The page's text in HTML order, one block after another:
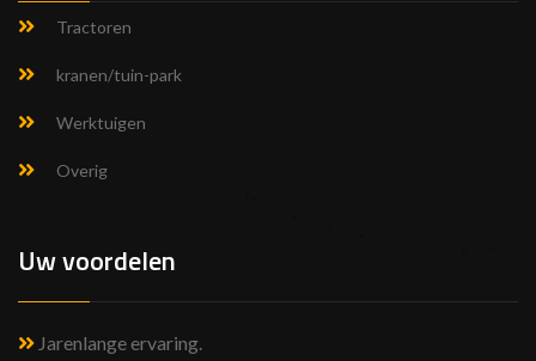
Tractoren
kranen/tuin-park
Werktuigen
Overig
Uw voordelen
Jarenlange ervaring.